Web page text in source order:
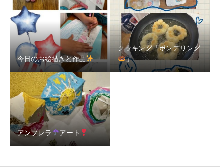
今日のお絵描きと作品
クッキング「ポンデリング
」
アンブレラ アート